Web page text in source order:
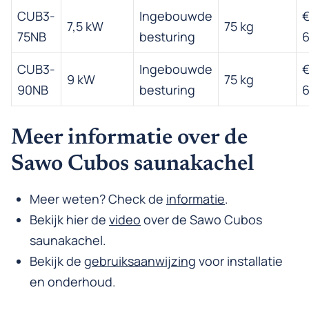
CUB3-
75NB
7,5 kW
Ingebouwde
besturing
75 kg
CUB3-
90NB
9 kW
Ingebouwde
besturing
75 kg
Meer informatie over de
Sawo Cubos saunakachel
Meer weten? Check de informatie.
Bekijk hier de video over de Sawo Cubos
saunakachel.
Bekijk de gebruiksaanwijzing voor installatie
en onderhoud.